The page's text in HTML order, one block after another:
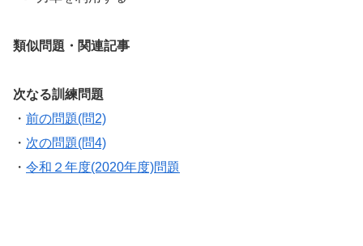
類似問題・関連記事
次なる訓練問題
・ 前の問題(問2)
・ 次の問題(問4)
・ 令和２年度(2020年度)問題